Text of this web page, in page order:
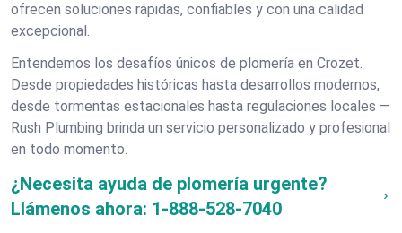
ofrecen soluciones rápidas, confiables y con una calidad
excepcional.
Entendemos los desafíos únicos de plomería en Crozet.
Desde propiedades históricas hasta desarrollos modernos,
desde tormentas estacionales hasta regulaciones locales —
Rush Plumbing brinda un servicio personalizado y profesional
en todo momento.
¿Necesita ayuda de plomería urgente?
Llámenos ahora: 1-888-528-7040